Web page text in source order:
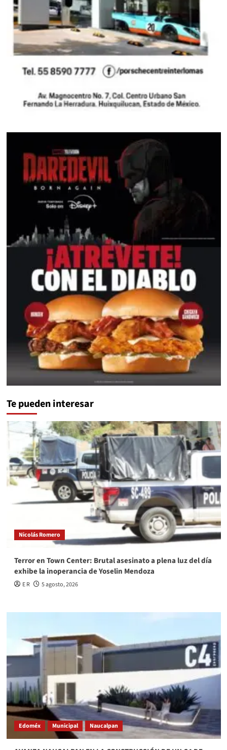
Te pueden interesar
Nicolás Romero
Terror en Town Center: Brutal asesinato a plena luz del día
exhibe la inoperancia de Yoselin Mendoza
E R 5 agosto, 2026
Edoméx Municipal Naucalpan